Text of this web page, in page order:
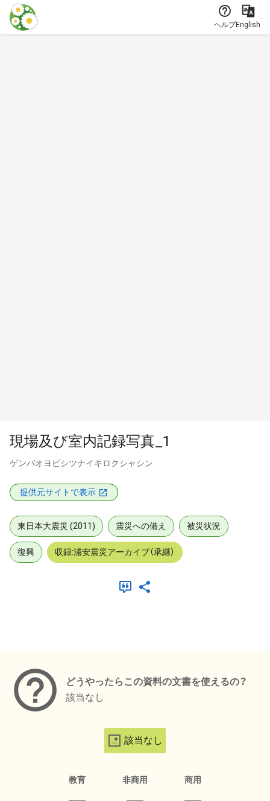
本文に飛ぶ
ヘルプEnglish
現場及び室内記録写真_1
ゲンバオヨビシツナイキロクシャシン
提供元サイトで表示
東日本大震災 (2011) 震災への備え 被災状況
復興 収録:浦安震災アーカイブ（承継）
どうやったらこの資料の文書を使えるの？
該当なし
該当なし
教育 非商用 商用